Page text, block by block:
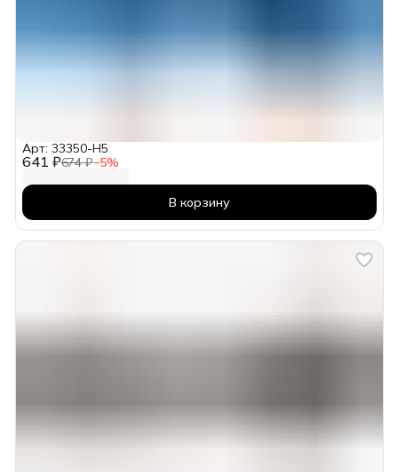
641 ₽674 ₽−5%
Арт: 33350-H5
В корзину